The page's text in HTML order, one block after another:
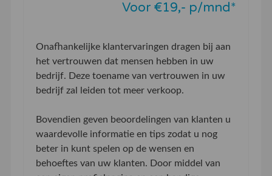
Voor €19,- p/mnd*
Onafhankelijke klantervaringen dragen bij aan
het vertrouwen dat mensen hebben in uw
bedrijf. Deze toename van vertrouwen in uw
bedrijf zal leiden tot meer verkoop.
Bovendien geven beoordelingen van klanten u
waardevolle informatie en tips zodat u nog
beter in kunt spelen op de wensen en
behoeftes van uw klanten. Door middel van